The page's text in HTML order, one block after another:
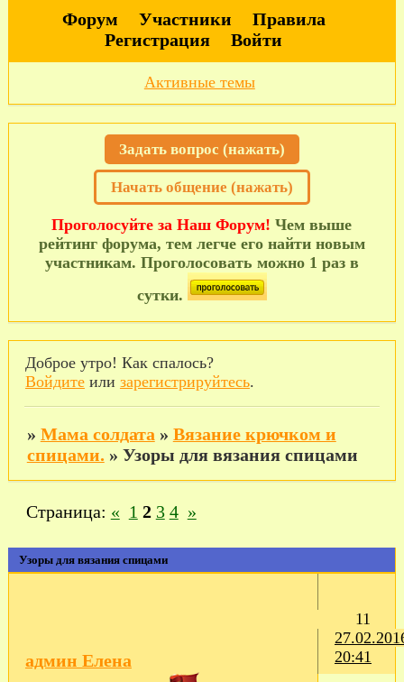
Форум Участники
Правила
Регистрация
Войти
Активные темы
Задать вопрос (нажать)
Начать общение (нажать)
Проголосуйте за Наш Форум! Чем выше
рейтинг форума, тем легче его найти новым
участникам. Проголосовать можно 1 раз в
сутки.
Доброе утро! Как спалось?
Войдитеили зарегистрируйтесь.
» Мама солдата » Вязание крючком и
спицами. » Узоры для вязания спицами
Узоры для вязания спицами
Страница: « 1 2 3 4 »
11
20:41
админ Елена